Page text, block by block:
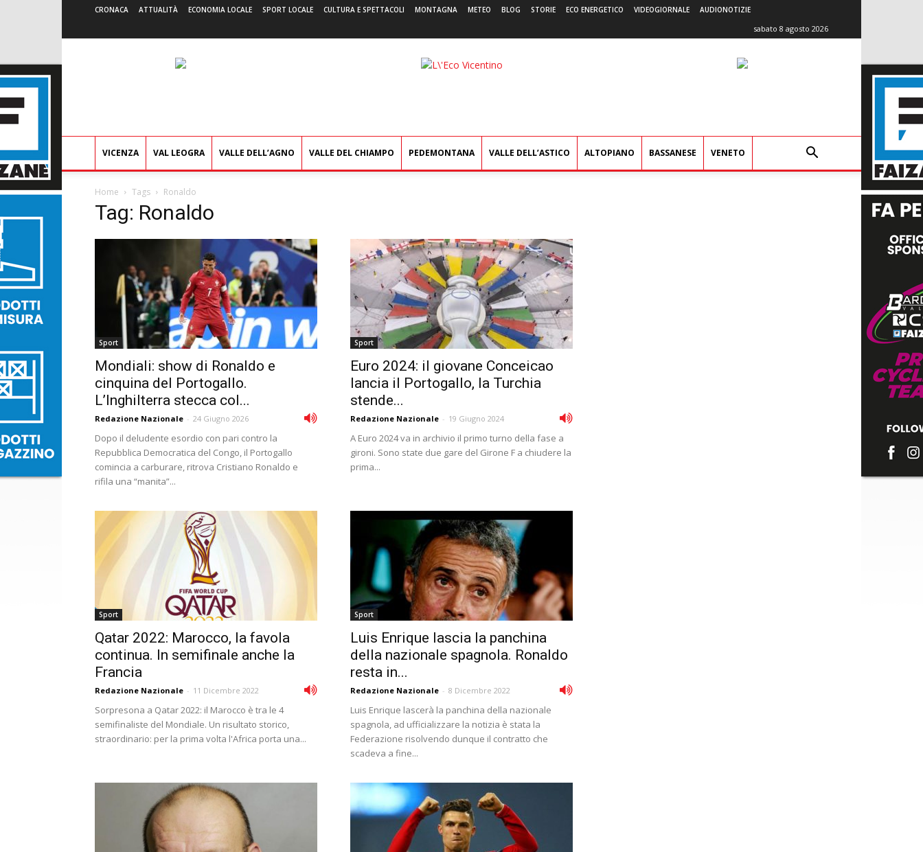
CRONACA ATTUALITÀ ECONOMIA LOCALE SPORT LOCALE CULTURA E SPETTACOLI MONTAGNA METEO BLOG STORIE ECO ENERGETICO VIDEOGIORNALE AUDIONOTIZIE
sabato 8 agosto 2026
L'Eco
VICENZA VAL LEOGRA VALLE DELL’AGNO VALLE DEL CHIAMPO PEDEMONTANA VALLE DELL’ASTICO ALTOPIANO BASSANESE VENETO
Home Tags Ronaldo
Tag: Ronaldo
Sport
Mondiali: show di Ronaldo e
cinquina del Portogallo.
L’Inghilterra stecca col...
Redazione Nazionale - 24 Giugno 2026
Dopo il deludente esordio con pari contro la
Repubblica Democratica del Congo, il Portogallo
comincia a carburare, ritrova Cristiano Ronaldo e
rifila una “manita”...
Sport
Euro 2024: il giovane Conceicao
lancia il Portogallo, la Turchia
stende...
Redazione Nazionale - 19 Giugno 2024
A Euro 2024 va in archivio il primo turno della fase a
gironi. Sono state due gare del Girone F a chiudere la
prima...
Sport
Qatar 2022: Marocco, la favola
continua. In semifinale anche la
Francia
Redazione Nazionale - 11 Dicembre 2022
Sorpresona a Qatar 2022: il Marocco è tra le 4
semifinaliste del Mondiale. Un risultato storico,
straordinario: per la prima volta l'Africa porta una...
Sport
Luis Enrique lascia la panchina
della nazionale spagnola. Ronaldo
resta in...
Redazione Nazionale - 8 Dicembre 2022
Luis Enrique lascerà la panchina della nazionale
spagnola, ad ufficializzare la notizia è stata la
Federazione risolvendo dunque il contratto che
scadeva a fine...